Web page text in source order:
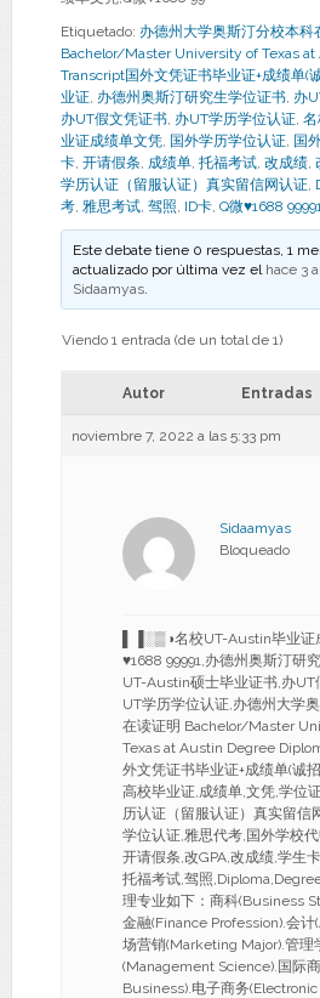
Etiquetado: 办德州大学奥斯汀分校本科
Bachelor/Master University of Texas
Transcript国外文凭证书毕业证+成绩单(
业证, 办德州奥斯汀研究生学位证书, 办
办UT假文凭证书, 办UT学历学位认证,
业证成绩单文凭, 国外学历学位认证, 国
卡, 开请假条, 成绩单, 托福考试, 改成绩,
学历认证（留服认证）真实留信网认证,
考, 雅思考试, 驾照, ID卡, Q微♥1688
Este debate tiene 0 respuestas, 1
actualizado por última vez el hace 3
Sidaamyas.
Viendo 1 entrada (de un total de 1)
Autor Entradas
noviembre 7, 2022 a las 5:33 pm
Sidaamyas
Bloqueado
▌▐░▒◑名校UT-Austin毕业证
♥1688 99991,办德州奥斯汀研
UT-Austin硕士毕业证书,办UT
UT学历学位认证,办德州大学
在读证明 Bachelor/Master
Texas at Austin Degree
外文凭证书毕业证+成绩单(诚
高校毕业证,成绩单,文凭,学位
历认证（留服认证）真实留信
学位认证,雅思代考,国外学校
开请假条,改GPA,改成绩,学生
托福考试,驾照
理专业如下：商科(Business
金融(Finance Profession).会
场营销(Marketing Major).管
(Management Science).国际
Business).电子商务(Electronic